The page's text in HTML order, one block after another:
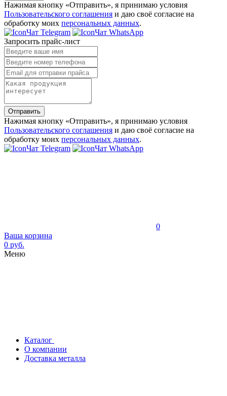
Нажимая кнопку «Отправить», я принимаю условия
Пользовательского соглашения и даю своё согласие на
обработку моих персональных данных.
Чат Telegram
Чат WhatsApp
Запросить прайс-лист
Отправить
Нажимая кнопку «Отправить», я принимаю условия
Пользовательского соглашения и даю своё согласие на
обработку моих персональных данных.
Чат Telegram
Чат WhatsApp
0
Ваша корзина
0 руб.
Меню
Каталог
О компании
Доставка металла